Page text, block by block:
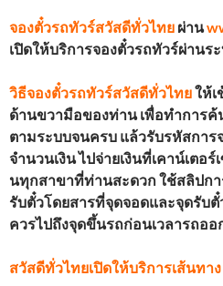
จองตั๋วรถทัวร์สวัสดีทั่วไทย ผ่าน
เปิดให้บริการจองตั๋วรถทัวร์ผ่าน
วิธีจองตั๋วรถทัวร์สวัสดีทั่วไทยให้เ
ด้านขวามือของท่าน เพื่อทำการค้
ตามระบบจนครบ แล้วรับรหัสการ
จำนวนเงิน ไปจ่ายเงินที่เคาน์เตอร์
นทุกสาขาที่ท่านสะดวก ใช้สลิปกา
รับตั๋วโดยสารที่จุดจอดและจุดรับ
ควรไปถึงจุดขึ้นรถก่อนเวลารถออ
สวัสดีทั่วไทยเปิดให้บริการเส้นทาง